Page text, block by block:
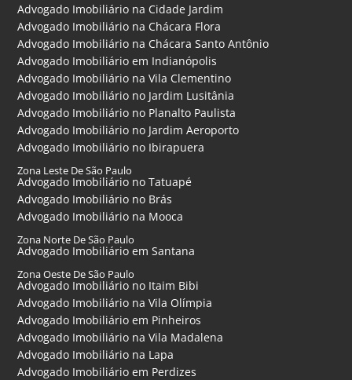
Advogado Imobiliário na Cidade Jardim
Advogado Imobiliário na Chácara Flora
Advogado Imobiliário na Chácara Santo Antônio
Advogado Imobiliário em Indianópolis
Advogado Imobiliário na Vila Clementino
Advogado Imobiliário no Jardim Lusitânia
Advogado Imobiliário no Planalto Paulista
Advogado Imobiliário no Jardim Aeroporto
Advogado Imobiliário no Ibirapuera
Zona Leste De São Paulo
Advogado Imobiliário no Tatuapé
Advogado Imobiliário no Brás
Advogado Imobiliário na Mooca
Zona Norte De São Paulo
Advogado Imobiliário em Santana
Zona Oeste De São Paulo
Advogado Imobiliário no Itaim Bibi
Advogado Imobiliário na Vila Olímpia
Advogado Imobiliário em Pinheiros
Advogado Imobiliário na Vila Madalena
Advogado Imobiliário na Lapa
Advogado Imobiliário em Perdizes